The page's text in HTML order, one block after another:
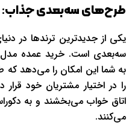
طرح‌های سه‌بعدی جذاب:
یکی از جدیدترین ترندها در
سه‌بعدی است. خرید عمده
به شما این امکان را می‌دهد
را در اختیار مشتریان خود
اتاق خواب می‌بخشند و به
می‌کنند.